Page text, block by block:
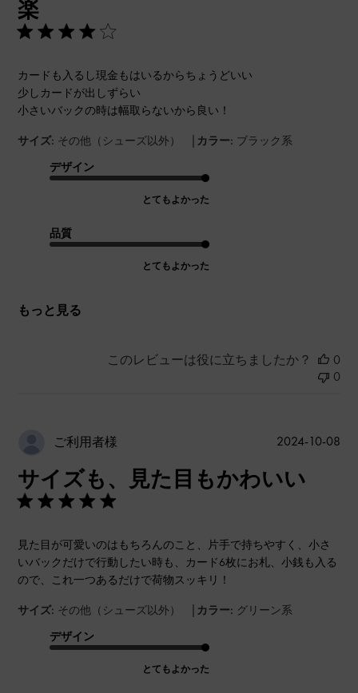
楽
カードも入るし現金もはいるからちょうどいい
少しカードが出しずらい
小さいバックの時は幅取らないから良い！
サイズ: その他（シューズ以外） | カラー: ブラック系
デザイン
とてもよかった
品質
とてもよかった
もっと見る
このレビューは役に立ちましたか？
0
0
ご利用者様
サイズも、見た目もかわいい
見た目が可愛いのはもちろんのこと、片手で持ちやすく、小さ
いバックだけで行動したい時も、カード6枚にお札、小銭も入る
ので、これ一つあるだけで荷物スッキリ！
サイズ: その他（シューズ以外） | カラー: グリーン系
デザイン
とてもよかった
公
2024-10-08